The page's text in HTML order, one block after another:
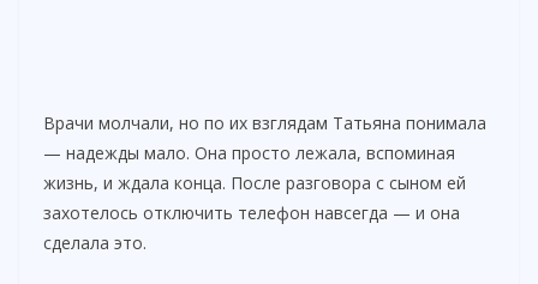
Врачи молчали, но по их взглядам Татьяна понимала
— надежды мало. Она просто лежала, вспоминая
жизнь, и ждала конца. После разговора с сыном ей
захотелось отключить телефон навсегда — и она
сделала это.